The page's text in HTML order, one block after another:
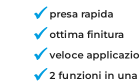
presa rapida
ottima finitura
veloce
2 funzioni in una